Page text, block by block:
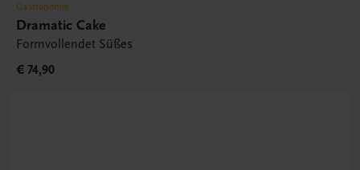
Gastronomie
Dramatic Cake
Formvollendet Süßes
€ 74,90